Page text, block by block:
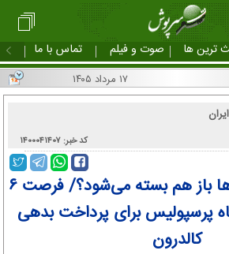
ترین ها صوت و فیلم تماس با ما
۱۷ مرداد ۱۴۰۵
کد خبر: ۱۴۰۰۰۴۱۴۰۷
پنجره پرسپولیسی‌ها باز هم بسته می‌شود؟/ فرصت ۶
پرسپولیس برای پرداخت بدهی
کالدرون